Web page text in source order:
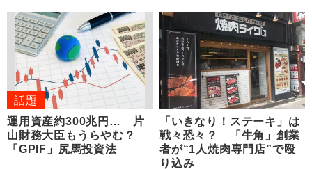
話題
運用資産約300兆円… 片
山財務大臣もうらやむ？
「GPIF」尻馬投資法
「いきなり！ステーキ」は
戦々恐々？ 「牛角」創業
者が“1人焼肉専門店”で殴
り込み